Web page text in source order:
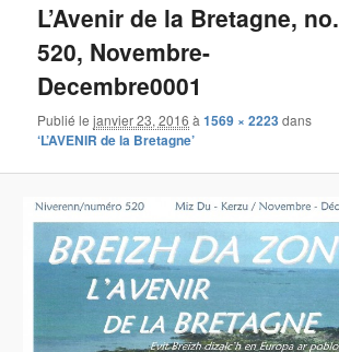
L’Avenir de la Bretagne, no.
520, Novembre-
Decembre0001
Publié lejanvier 23, 2016 à1569 × 2223 dans
‘L’AVENIR de la Bretagne’